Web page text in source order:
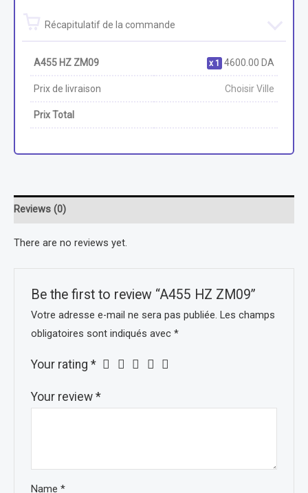
Récapitulatif de la commande
A455 HZ ZM09 1 4600.00 DA
Prix de livraison Choisir Ville
Prix Total
Reviews (0)
There are no reviews yet.
Be the first to review “A455 HZ ZM09”
Votre adresse e-mail ne sera pas publiée. Les champs
obligatoires sont indiqués avec*
Your rating*
Your review*
Name*